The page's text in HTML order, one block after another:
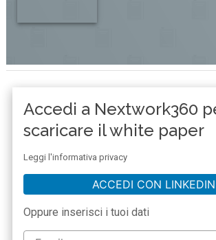
Accedi a Nextwork360
scaricare il white paper
Leggi l'informativa privacy
ACCEDI CON LINKEDIN
Oppure inserisci i tuoi dati